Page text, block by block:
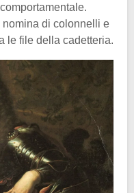
nomina di colonnelli e
le file della cadetteria.